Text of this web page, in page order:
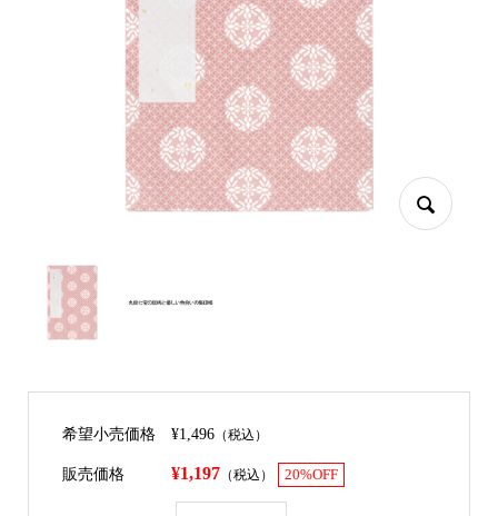
希望小売価格 ¥1,496（税込）
販売価格 ¥1,197 （税込） 20%OFF